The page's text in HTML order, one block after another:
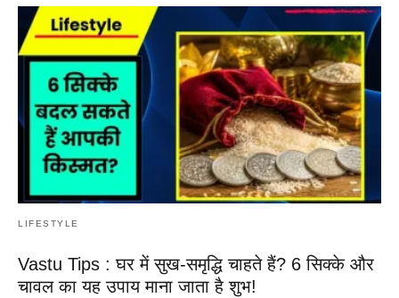
LIFESTYLE
Vastu Tips : घर में सुख-समृद्धि चाहते हैं? 6 सिक्के और
चावल का यह उपाय माना जाता है शुभ!